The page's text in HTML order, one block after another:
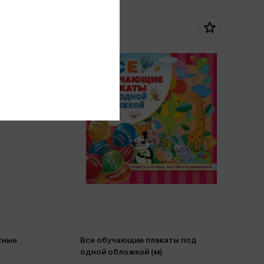
Все обучающие плакаты под
одной обложкой (м)